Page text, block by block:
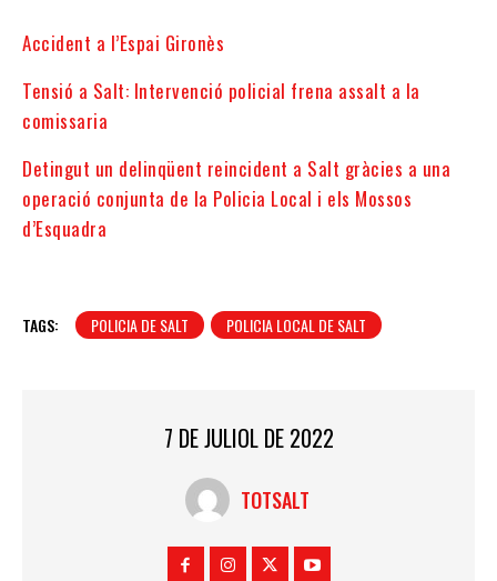
Accident a l’Espai Gironès
Tensió a Salt: Intervenció policial frena assalt a la
comissaria
Detingut un delinqüent reincident a Salt gràcies a una
operació conjunta de la Policia Local i els Mossos
d’Esquadra
TAGS: POLICIA DE SALT POLICIA LOCAL DE SALT
7 DE JULIOL DE 2022
TOTSALT